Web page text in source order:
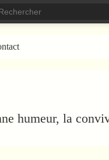
humeur, la